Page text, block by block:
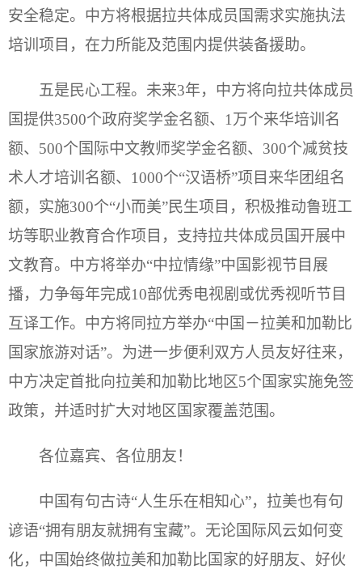
安全稳定。中方将根据拉共体成员国需求实施执法
培训项目，在力所能及范围内提供装备援助。
五是民心工程。未来3年，中方将向拉共体成员
国提供3500个政府奖学金名额、1万个来华培训名
额、500个国际中文教师奖学金名额、300个减贫技
术人才培训名额、1000个“汉语桥”项目来华团组名
额，实施300个“小而美”民生项目，积极推动鲁班工
坊等职业教育合作项目，支持拉共体成员国开展中
文教育。中方将举办“中拉情缘”中国影视节目展
播，力争每年完成10部优秀电视剧或优秀视听节目
互译工作。中方将同拉方举办“中国－拉美和加勒比
国家旅游对话”。为进一步便利双方人员友好往来，
中方决定首批向拉美和加勒比地区5个国家实施免签
政策，并适时扩大对地区国家覆盖范围。
各位嘉宾、各位朋友！
中国有句古诗“人生乐在相知心”，拉美也有句
谚语“拥有朋友就拥有宝藏”。无论国际风云如何变
化，中国始终做拉美和加勒比国家的好朋友、好伙